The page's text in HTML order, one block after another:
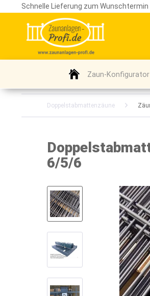
Schnelle Lieferung zum
Zaun-Konfigurator
Doppelstabmattenzäune
6/5/6